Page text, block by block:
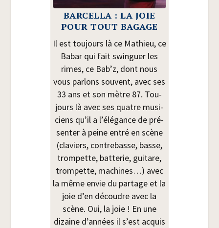
BARCELLA : LA JOIE
POUR TOUT BAGAGE
Il est tou­jours là ce Mathieu, ce
Babar qui fait swin­guer les
rimes, ce Bab’z, dont nous
vous par­lons sou­vent, avec ses
33 ans et son mètre 87. Tou­
jours là avec ses quatre musi­
ciens qu’il a l’élégance de pré­
sen­ter à peine entré en scène
(cla­viers, contre­basse, basse,
trom­pette, bat­te­rie, gui­tare,
trom­pette, machines…) avec
la même envie du par­tage et la
joie d’en découdre avec la
scène. Oui, la joie ! En une
dizaine d’années il s’est acquis